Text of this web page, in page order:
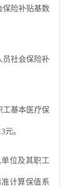
保险补贴基数
员社会保险补
工基本医疗保
元。
单位及其职工
计算保值系